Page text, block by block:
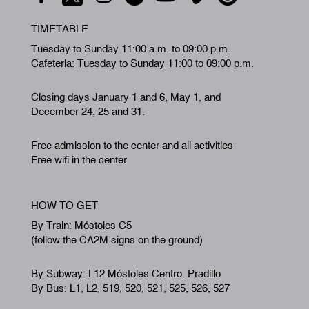
TIMETABLE
Tuesday to Sunday 11:00 a.m. to 09:00 p.m.
Cafeteria: Tuesday to Sunday 11:00 to 09:00 p.m.
Closing days January 1 and 6, May 1, and
December 24, 25 and 31.
Free admission to the center and all activities
Free wifi in the center
HOW TO GET
By Train: Móstoles C5
(follow the CA2M signs on the ground)
By Subway: L12 Móstoles Centro. Pradillo
By Bus: L1, L2, 519, 520, 521, 525, 526, 527